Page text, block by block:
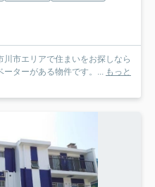
市エリアで住まいをお探しなら
ーターがある物件です。... もっと